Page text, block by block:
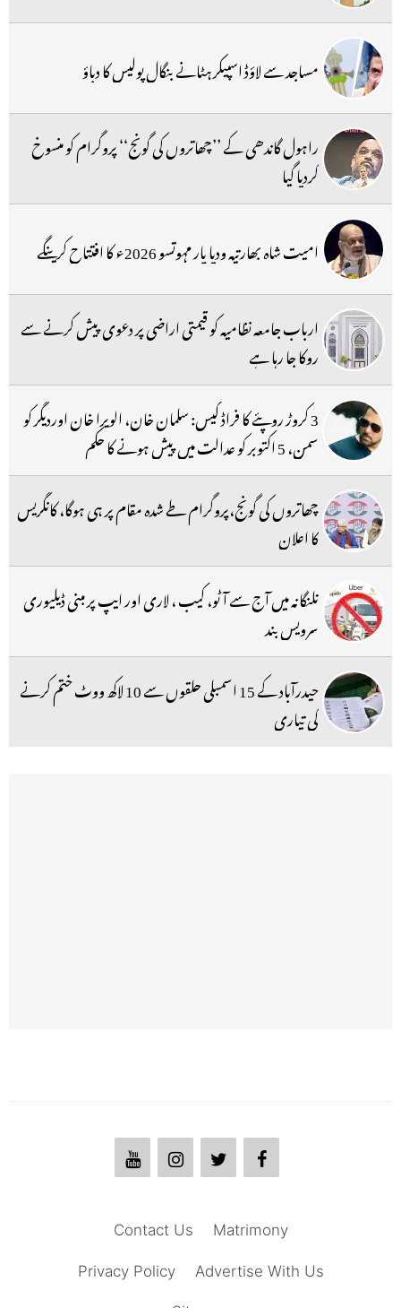
مساجد سے لاؤڈ اسپیکر ہٹانے بنگال پولیس کا دباؤ
راہول گاندھی کے ’’چھاتروں کی گونج‘‘ پروگرام کو منسوخ
کردیا گیا
امیت شاہ بھارتیہ ودیا پار مہوتسو 2026ء کا افتتاح کرینگے
ارباب جامعہ نظامیہ کو قیمتی اراضی پر دعوی پیش کرنے سے
روکا جا رہا ہے
3 کروڑ روپئے کا فراڈ کیس: سلمان خان، الویرا خان اوردیگر کو
سمن، 5 اکتوبر کو عدالت میں پیش ہونے کا حکم
چھاتروں کی گونج،پروگرام طے شدہ مقام پر ہی ہوگا، کانگریس
کا اعلان
تلنگانہ میں آج سے آٹو، کیب ، لاری اور ایپ پر مبنی ڈیلیوری
سرویس بند
حیدرآباد کے 15 اسمبلی حلقوں سے 10 لاکھ ووٹ ختم کرنے
کی تیاری
Matrimony
Contact Us
Advertise With Us
Privacy Policy